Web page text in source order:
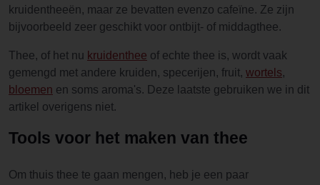
kruidentheeën, maar ze bevatten evenzo cafeïne. Ze zijn
bijvoorbeeld zeer geschikt voor ontbijt- of middagthee.
Thee, of het nu kruidenthee of echte thee is, wordt vaak
gemengd met andere kruiden, specerijen, fruit, wortels,
bloemen en soms aroma's. Deze laatste gebruiken we in dit
artikel overigens niet.
Tools voor het maken van thee
Om thuis thee te gaan mengen, heb je een paar